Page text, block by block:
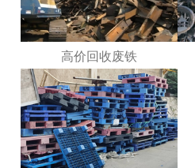
高价回收废铁